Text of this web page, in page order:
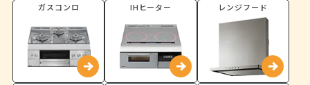
ガスコンロ
IHヒーター レンジフード